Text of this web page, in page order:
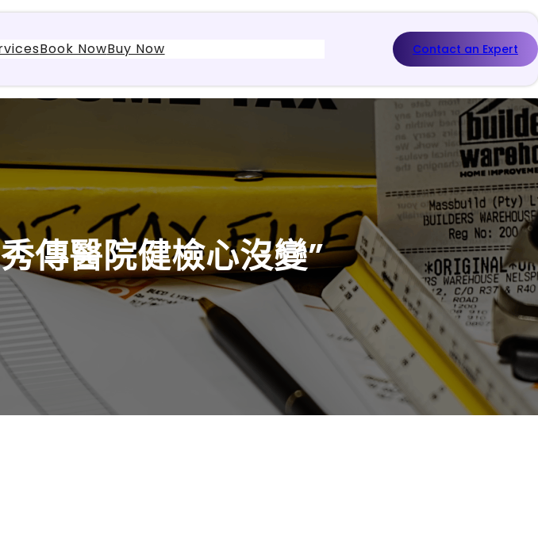
Book NowBuy Now Contact an Expert
傳醫院健檢心沒變”